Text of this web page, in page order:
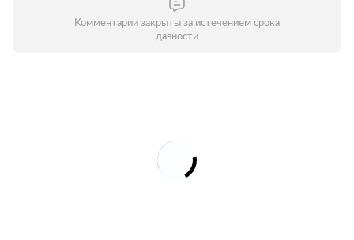
Комментарии закрыты за истечением срока
давности